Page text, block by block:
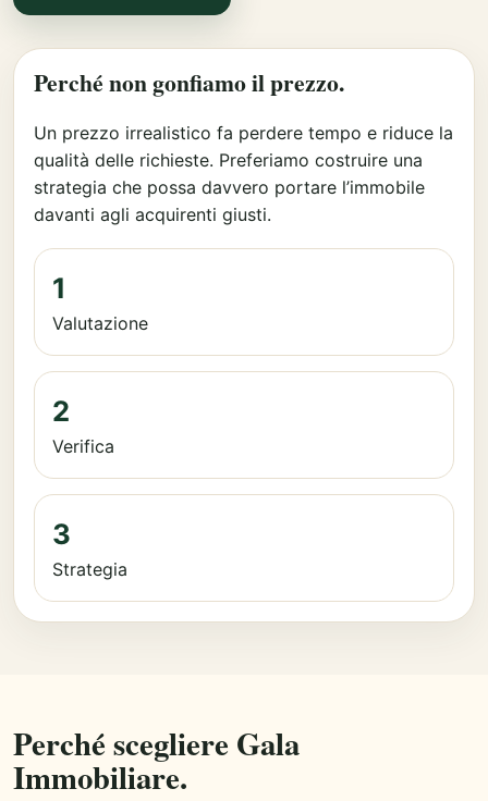
Perché non gonfiamo il prezzo.
Un prezzo irrealistico fa perdere tempo e riduce la
qualità delle richieste. Preferiamo costruire una
strategia che possa davvero portare l’immobile
davanti agli acquirenti giusti.
1
Valutazione
2
Verifica
3
Strategia
Perché scegliere Gala
Immobiliare.